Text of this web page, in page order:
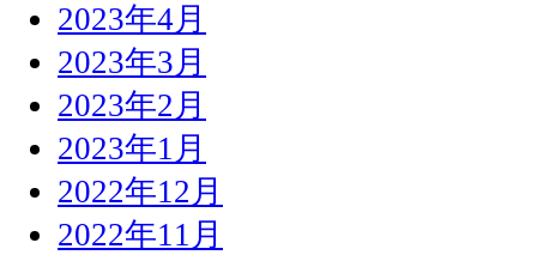
2023年4月
2023年3月
2023年2月
2023年1月
2022年12月
2022年11月